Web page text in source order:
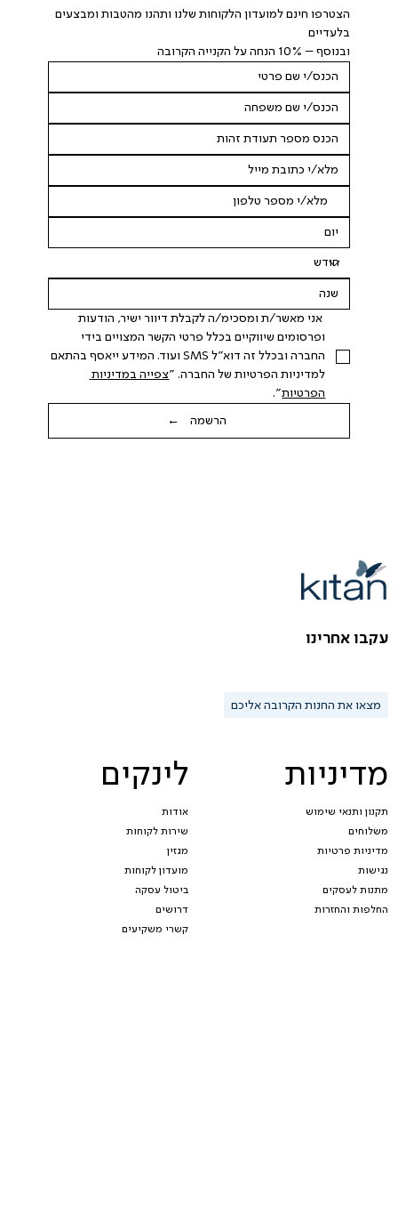
מדיניות
תקנון ותנאי שימוש
משלוחים
מדיניות פרטיות
נגישות
מתנות לעסקים
החלפות והחזרות
לינקים
אודות
שירות לקוחות
מגזין
מועדון לקוחות
ביטול עסקה
דרושים
קשרי משקיעים
עקבו אחרינו
מצאו את החנות הקרובה אליכם
הצטרפו חינם למועדון הלקוחות שלנו ותהנו מהטבות ומבצעים
בלעדיים
ובנוסף – 10% הנחה על הקנייה הקרובה
אני מאשר/ת ומסכימ/ה לקבלת דיוור ישיר, הודעות
החברה ובכלל זה דוא"ל SMS ועוד. המידע ייאסף בהתאם
למדיניות הפרטיות של החברה. "
צפייה במדיניות
הפרטיות".
הרשמה ←